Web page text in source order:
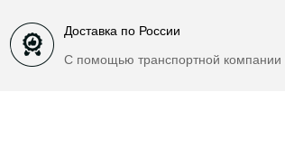
Доставка по России
С помощью транспортной компании